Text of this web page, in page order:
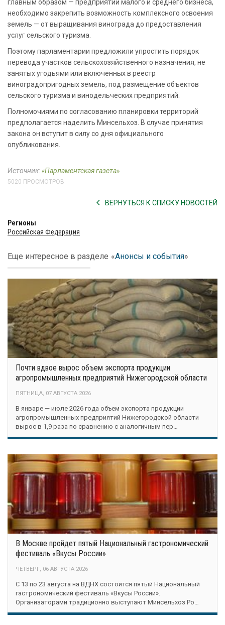
главным образом — предприятий малого и среднего бизнеса,
необходимо закрепить возможность комплексного освоения
земель — от выращивания винограда до предоставления
услуг сельского туризма.
Поэтому парламентарии предложили упростить порядок
перевода участков сельскохозяйственного назначения, не
занятых угодьями или включенных в реестр
виноградопригодных земель, под размещение объектов
сельского туризма и винодельческих предприятий.
Полномочиями по согласованию планировки территорий
предполагается наделить Минсельхоз. В случае принятия
закона он вступит в силу со дня официального
опубликования.
Источник:«Парламентская газета»
5020 ПРОСМОТРОВ
ВЕРНУТЬСЯ К СПИСКУ НОВОСТЕЙ
Регионы
Российская Федерация
Еще интересное в разделе «Анонсы и события»
Почти вдвое вырос объем экспорта продукции
агропромышленных предприятий Нижегородской области
ПЯТНИЦА, 07 АВГУСТА 2026
В январе — июле 2026 года объем экспорта продукции
агропромышленных предприятий Нижегородской области
вырос в 1,9 раза по сравнению с аналогичным пер…
В Москве пройдет пятый Национальный гастрономический
фестиваль «Вкусы России»
ЧЕТВЕРГ, 06 АВГУСТА 2026
С 13 по 23 августа на ВДНХ состоится пятый Национальный
гастрономический фестиваль «Вкусы России».
Организаторами традиционно выступают Минсельхоз Ро…